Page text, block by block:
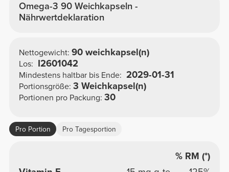
Omega-3 90 Weichkapseln -
Nährwertdeklaration
Nettogewicht: 90 weichkapsel(n)
Los: I2601042
Mindestens haltbar bis Ende: 2029-01-31
Portionsgröße: 3 Weichkapsel(n)
Portionen pro Packung: 30
Pro Portion Pro Tagesportion
% RM (*)